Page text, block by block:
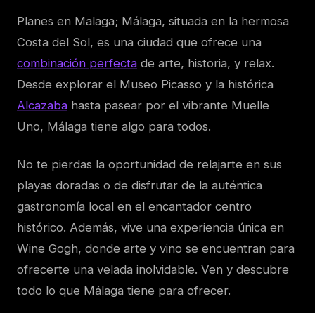
Planes en Malaga; Málaga, situada en la hermosa
Costa del Sol, es una ciudad que ofrece una
combinación perfecta de arte, historia, y relax.
Desde explorar el Museo Picasso y la histórica
Alcazaba hasta pasear por el vibrante Muelle
Uno, Málaga tiene algo para todos.
No te pierdas la oportunidad de relajarte en sus
playas doradas o de disfrutar de la auténtica
gastronomía local en el encantador centro
histórico. Además, vive una experiencia única en
Wine Gogh, donde arte y vino se encuentran para
ofrecerte una velada inolvidable. Ven y descubre
todo lo que Málaga tiene para ofrecer.